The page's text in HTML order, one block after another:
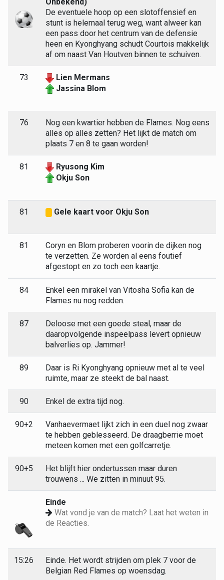
De eventuele hoop op een slotoffensief en
stunt is helemaal terug weg, want alweer kan
een pass door het centrum van de defensie
heen en Kyonghyang schudt Courtois makkelijk
af om naast Van Houtven binnen te schuiven.
73
Lien Mermans
Jassina Blom
76
Nog een kwartier hebben de Flames. Nog eens
alles op alles zetten? Het lijkt de match om
plaats 7 en 8 te gaan worden!
81
Ryusong Kim
Okju Son
81 Gele kaart voor Okju Son
81
Coryn en Blom proberen voorin de dijken nog
te verzetten. Ze worden al eens foutief
afgestopt en zo toch een kaartje.
84
Enkel een mirakel van Vitosha Sofia kan de
Flames nu nog redden.
87
Deloose met een goede steal, maar de
daaropvolgende inspeelpass levert opnieuw
balverlies op. Jammer!
89
Daar is Ri Kyonghyang opnieuw met al te veel
ruimte, maar ze steekt de bal naast.
90 Enkel de extra tijd nog.
90+2
Vanhaevermaet lijkt zich in een duel nog zwaar
te hebben geblesseerd. De draagberrie moet
meteen komen met een golfcarretje.
90+5
Het blijft hier ondertussen maar duren
trouwens ... We zitten in minuut 95.
Einde
Wat vond je van de match? Laat het weten in
de Reacties.
15:26
Einde. Het wordt strijden om plek 7 voor de
Belgian Red Flames op woensdag.